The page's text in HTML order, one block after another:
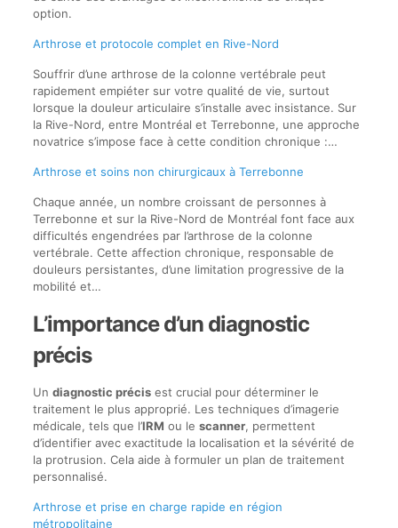
option.
Arthrose et protocole complet en Rive-Nord
Souffrir d’une arthrose de la colonne vertébrale peut
rapidement empiéter sur votre qualité de vie, surtout
lorsque la douleur articulaire s’installe avec insistance. Sur
la Rive-Nord, entre Montréal et Terrebonne, une approche
novatrice s’impose face à cette condition chronique :…
Arthrose et soins non chirurgicaux à Terrebonne
Chaque année, un nombre croissant de personnes à
Terrebonne et sur la Rive-Nord de Montréal font face aux
difficultés engendrées par l’arthrose de la colonne
vertébrale. Cette affection chronique, responsable de
douleurs persistantes, d’une limitation progressive de la
mobilité et…
L’importance d’un diagnostic
précis
Un diagnostic précisest crucial pour déterminer le
traitement le plus approprié. Les techniques d’imagerie
médicale, tels que l’IRM ou le scanner, permettent
d’identifier avec exactitude la localisation et la sévérité de
la protrusion. Cela aide à formuler un plan de traitement
personnalisé.
Arthrose et prise en charge rapide en région
métropolitaine